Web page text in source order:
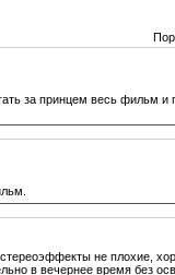
за принцем весь фильм и
не плохие,
в вечернее время без